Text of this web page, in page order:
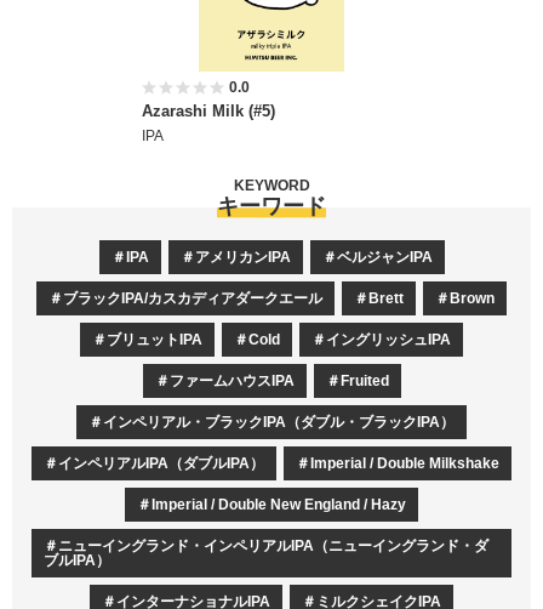
0.0
Azarashi Milk (#5)
IPA
キーワード
KEYWORD
IPA アメリカンIPA ベルジャンIPA
ブラックIPA/カスカディアダークエール Brett Brown
ブリュットIPA Cold イングリッシュIPA
ファームハウスIPA Fruited
インペリアル・ブラックIPA（ダブル・ブラックIPA）
インペリアルIPA（ダブルIPA） Imperial / Double Milkshake
Imperial / Double New England / Hazy
ニューイングランド・インペリアルIPA（ニューイングランド・ダ
ブルIPA）
インターナショナルIPA ミルクシェイクIPA